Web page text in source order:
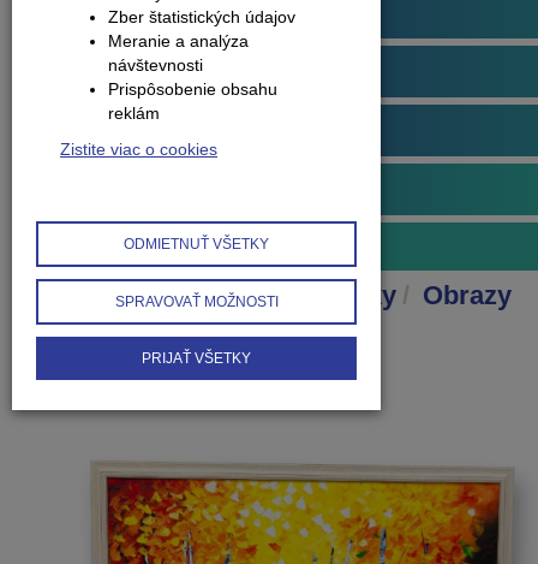
Obvodové lišty (soklové)
Príslušenstvo k podlahám
Obrazy
Produkty Interiérové doplnky
Obrazy
Brezy II.
Zber štatistických údajov
Meranie a analýza
návštevnosti
Prispôsobenie obsahu
reklám
Zistite viac o cookies
ODMIETNUŤ VŠETKY
SPRAVOVAŤ MOŽNOSTI
PRIJAŤ VŠETKY